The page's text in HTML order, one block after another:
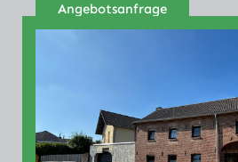
Angebotsanfrage